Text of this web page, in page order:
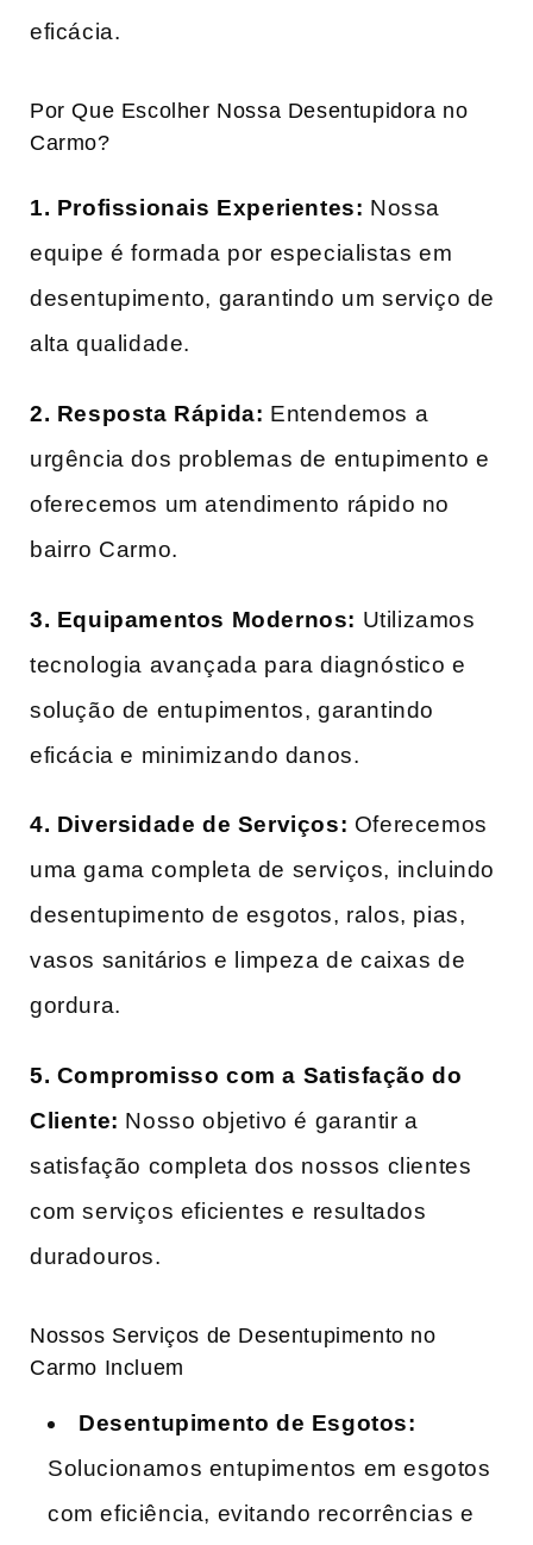
eficácia.
Por Que Escolher Nossa Desentupidora no
Carmo?
1. Profissionais Experientes: Nossa
equipe é formada por especialistas em
desentupimento, garantindo um serviço de
alta qualidade.
2. Resposta Rápida: Entendemos a
urgência dos problemas de entupimento e
oferecemos um atendimento rápido no
bairro Carmo.
3. Equipamentos Modernos: Utilizamos
tecnologia avançada para diagnóstico e
solução de entupimentos, garantindo
eficácia e minimizando danos.
4. Diversidade de Serviços: Oferecemos
uma gama completa de serviços, incluindo
desentupimento de esgotos, ralos, pias,
vasos sanitários e limpeza de caixas de
gordura.
5. Compromisso com a Satisfação do
Cliente: Nosso objetivo é garantir a
satisfação completa dos nossos clientes
com serviços eficientes e resultados
duradouros.
Nossos Serviços de Desentupimento no
Carmo Incluem
Desentupimento de Esgotos:
Solucionamos entupimentos em esgotos
com eficiência, evitando recorrências e